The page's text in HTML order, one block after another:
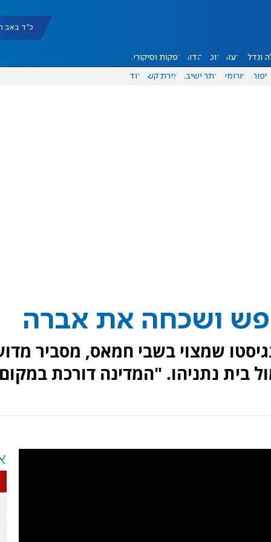
כ"ד באב תשפ"ו
ונדל"ן דעות אוכל יהדות הפקות וסיקורים
ספורט פורומים אתר ישיבה יצירת קשר עוד
ושכחה את אברה
שמצוי בשבי חמאס, מסביר
נתניהו. "המדינה דורכת